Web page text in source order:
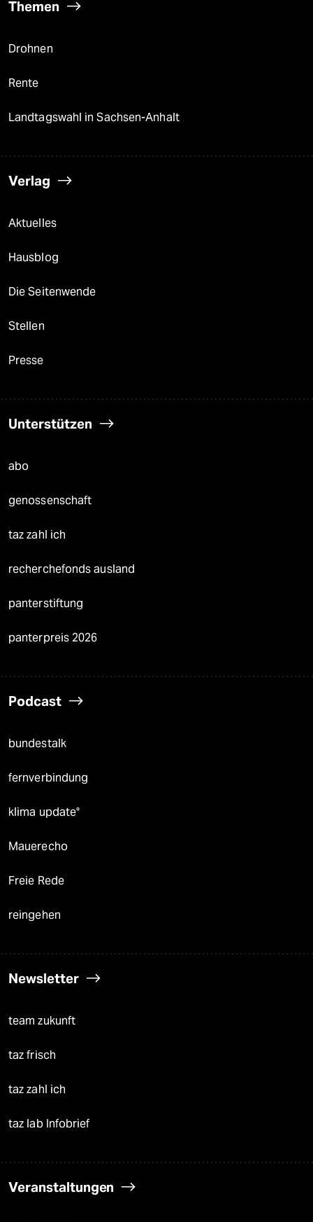
Themen
Drohnen
Rente
Landtagswahl in Sachsen-Anhalt
Verlag
Aktuelles
Hausblog
Die Seitenwende
Stellen
Presse
Unterstützen
abo
genossenschaft
taz zahl ich
recherchefonds ausland
panterstiftung
panterpreis 2026
Podcast
bundestalk
fernverbindung
klima update°
Mauerecho
Freie Rede
reingehen
Newsletter
team zukunft
taz frisch
taz zahl ich
taz lab Infobrief
Veranstaltungen